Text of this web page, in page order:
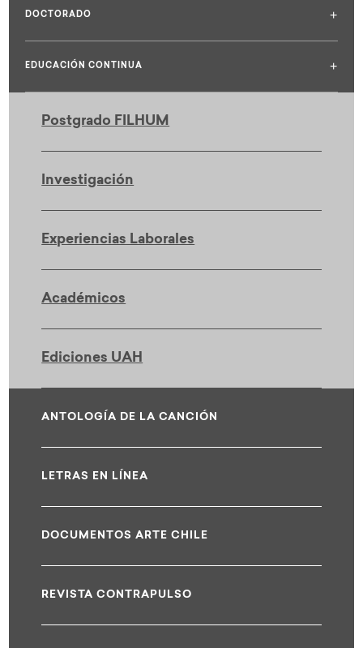
DOCTORADO +
EDUCACIÓN CONTINUA +
Postgrado FILHUM
Investigación
Experiencias Laborales
Académicos
Ediciones UAH
ANTOLOGÍA DE LA CANCIÓN
LETRAS EN LÍNEA
DOCUMENTOS ARTE CHILE
REVISTA CONTRAPULSO